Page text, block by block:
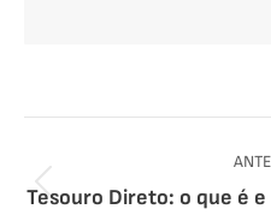
de
Tesouro Direto: o que é